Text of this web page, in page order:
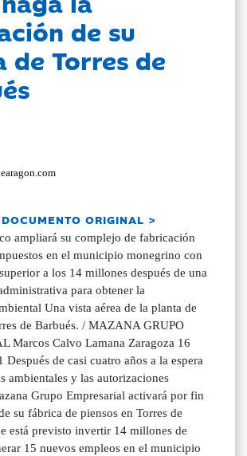
de su
de Torres de
ORIGINAL >
ampliará su complejo de fabricación
en el municipio monegrino con
a los 14 millones después de una
para obtener la
Una vista aérea de la planta de
de Barbués. / MAZANA GRUPO
Marcos Calvo Lamana Zaragoza 16
Después de casi cuatro años a la espera
ambientales y las autorizaciones
Grupo Empresarial activará por fin
su fábrica de piensos en Torres de
está previsto invertir 14 millones de
15 nuevos empleos en el municipio